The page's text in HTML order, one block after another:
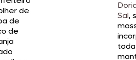
de
de
de
Sal,